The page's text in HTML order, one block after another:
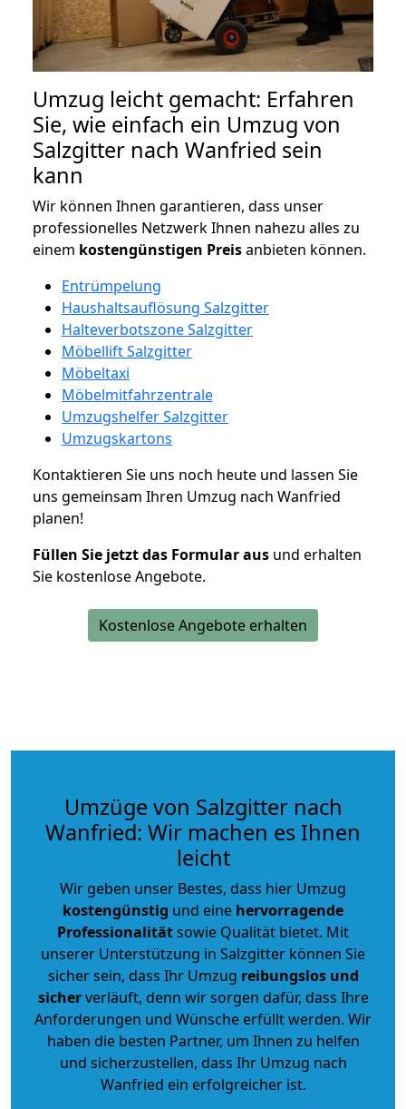
Umzug leicht gemacht: Erfahren
Sie, wie einfach ein Umzug von
Salzgitter nach Wanfried sein
kann
Wir können Ihnen garantieren, dass unser
professionelles Netzwerk Ihnen nahezu alles zu
einem kostengünstigen Preisanbieten können.
Entrümpelung
Haushaltsauflösung Salzgitter
Halteverbotszone Salzgitter
Möbellift Salzgitter
Möbeltaxi
Möbelmitfahrzentrale
Umzugshelfer Salzgitter
Umzugskartons
Kontaktieren Sie uns noch heute und lassen Sie
uns gemeinsam Ihren Umzug nach Wanfried
planen!
Füllen Sie jetzt das Formular aus und erhalten
Sie kostenlose Angebote.
Kostenlose Angebote erhalten
Umzüge von Salzgitter nach
Wanfried: Wir machen es Ihnen
leicht
Wir geben unser Bestes, dass hier Umzug
kostengünstig und eine hervorragende
Professionalitätsowie Qualität bietet. Mit
unserer Unterstützung in Salzgitter können Sie
sicher sein, dass Ihr Umzug reibungslos und
sicherverläuft, denn wir sorgen dafür, dass Ihre
Anforderungen und Wünsche erfüllt werden. Wir
haben die besten Partner, um Ihnen zu helfen
und sicherzustellen, dass Ihr Umzug nach
Wanfried ein erfolgreicher ist.